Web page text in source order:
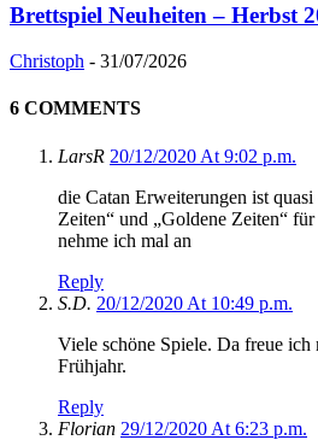
Brettspiel Neuheiten – Herbst
Christoph - 31/07/2026
6 COMMENTS
LarsR 20/12/2020 At 9:02 p.m.
die Catan Erweiterungen ist
Zeiten“ und „Goldene Zeiten“
nehme ich mal an
Reply
S.D. 20/12/2020 At 10:49 p.m.
Viele schöne Spiele. Da freue ich
Frühjahr.
Reply
Florian 29/12/2020 At 6:23 p.m.